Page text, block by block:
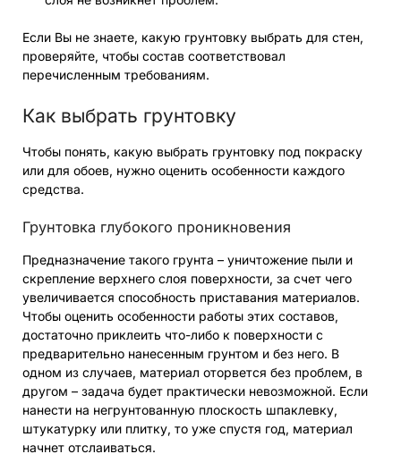
Если Вы не знаете, какую грунтовку выбрать для стен,
проверяйте, чтобы состав соответствовал
перечисленным требованиям.
Как выбрать грунтовку
Чтобы понять, какую выбрать грунтовку под покраску
или для обоев, нужно оценить особенности каждого
средства.
Грунтовка глубокого проникновения
Предназначение такого грунта – уничтожение пыли и
скрепление верхнего слоя поверхности, за счет чего
увеличивается способность приставания материалов.
Чтобы оценить особенности работы этих составов,
достаточно приклеить что-либо к поверхности с
предварительно нанесенным грунтом и без него. В
одном из случаев, материал оторвется без проблем, в
другом – задача будет практически невозможной. Если
нанести на негрунтованную плоскость шпаклевку,
штукатурку или плитку, то уже спустя год, материал
начнет отслаиваться.